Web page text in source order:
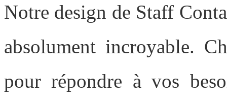
Notre design de Staff
absolument incroyable.
pour répondre à vos